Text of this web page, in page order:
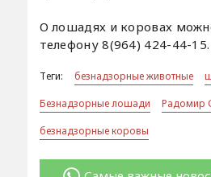
О лошадях и коровах
телефону 8(964) 424-44-15.
Теги: безнадзорные животные
Безнадзорные лошади
Радомир
безнадзорные коровы